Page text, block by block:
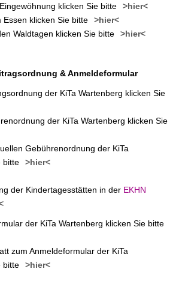
klicken Sie bitte
>hier<
klicken Sie bitte
>hier<
Waldtagen klicken Sie bitte
>hier<
& Anmeldeformular
der KiTa Wartenberg klicken Sie
der KiTa Wartenberg klicken Sie
Gebührenordnung der KiTa
bitte
>hier<
der Kindertagesstätten in der EKHN
der KiTa Wartenberg klicken Sie bitte
zum Anmeldeformular der KiTa
bitte
>hier<